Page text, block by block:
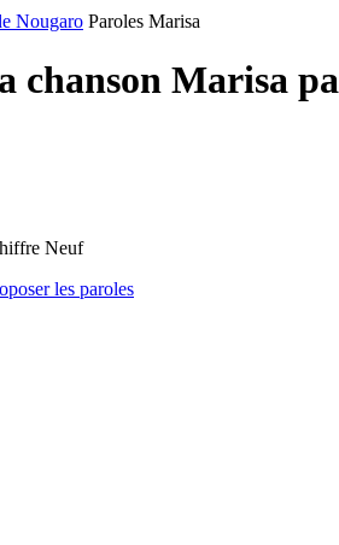
Nougaro Paroles Marisa
chanson Marisa
Neuf
les paroles